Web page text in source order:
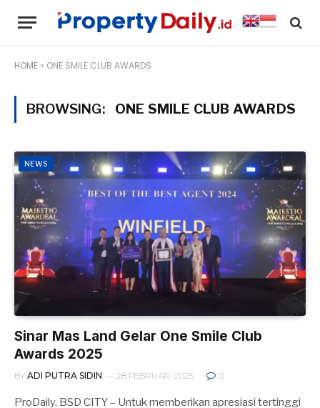
HOME » ONE SMILE CLUB AWARDS
BROWSING: ONE SMILE CLUB AWARDS
NEWS
Sinar Mas Land Gelar One Smile Club
Awards 2025
BY ADI PUTRA SIDIN 28 FEBRUARI 2025 0
ProDaily, BSD CITY – Untuk memberikan apresiasi tertinggi